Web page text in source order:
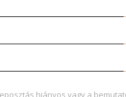
hiányos vagy a